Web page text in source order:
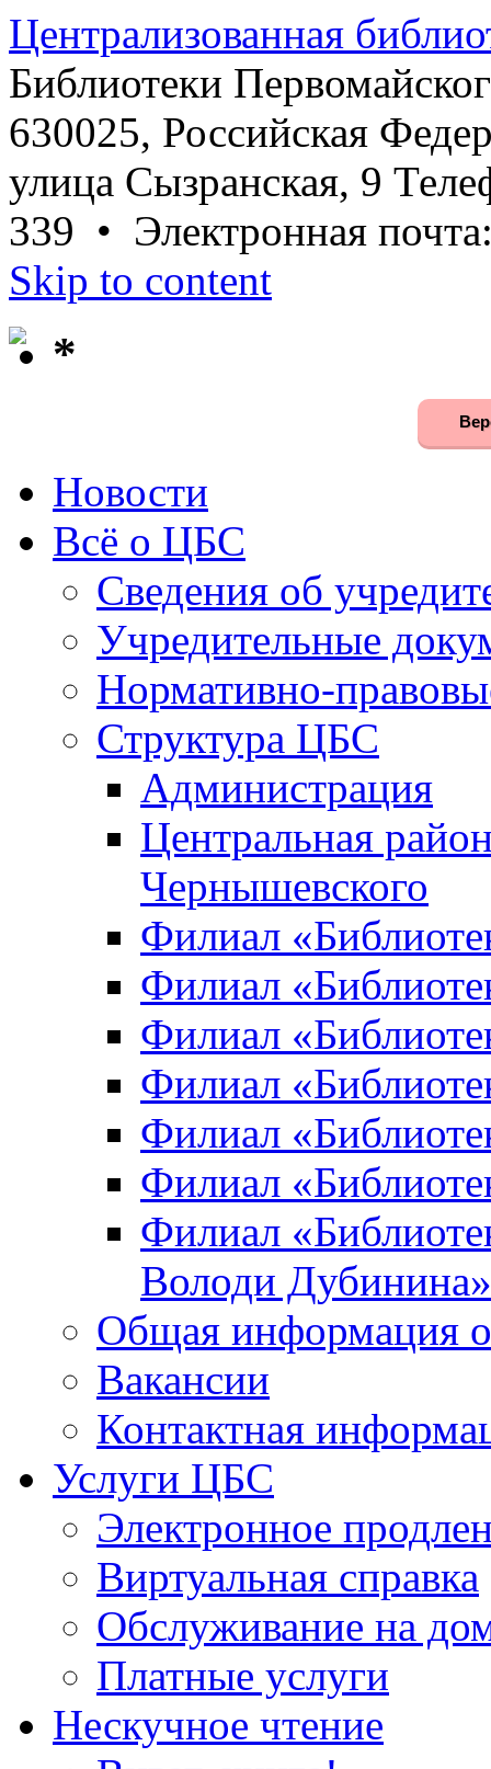
Централизованная
Библиотеки
630025, Российская
улица Сызранская, 9
339 • Электронная
Skip to content
*
Новости
Всё о ЦБС
Сведения об
Учредительные
Нормативно-
Структура ЦБС
Администрация
Центральная
Чернышевского
Филиал
Филиал
Филиал
Филиал
Филиал
Филиал
Филиал
Володи Дубинина»
Общая информация
Вакансии
Контактная
Услуги ЦБС
Электронное
Виртуальная справка
Обслуживание на
Платные услуги
Нескучное чтение